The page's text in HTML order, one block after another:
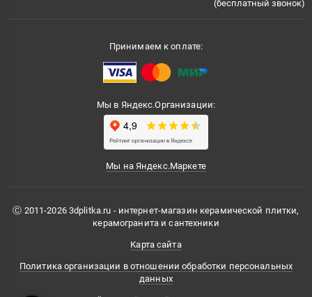
(бесплатный звонок)
Принимаем к оплате:
Мы в Яндекс.Организации:
Мы на Яндекс.Маркете
Ⓒ 2011-2026 3dplitka.ru - интернет-магазин керамической плитки,
керамогранита и сантехники
Карта сайта
Политика организации в отношении обработки персональных
данных